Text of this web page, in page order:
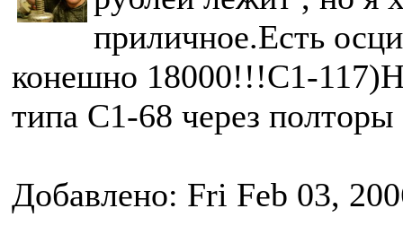
приличное.Есть
конешно 18000!!!С1-
типа С1-68 через полторы
Добавлено: Fri Feb 03,